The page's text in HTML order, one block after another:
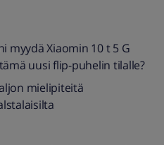
myydä Xiaomin 10 t 5 G
uusi flip-puhelin tilalle?
mielipiteitä